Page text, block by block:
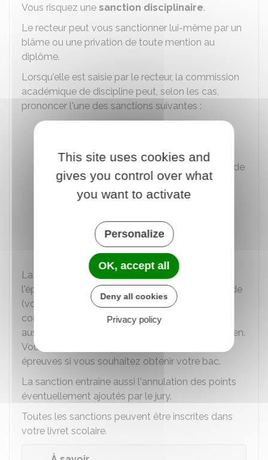
Vous risquez une sanction disciplinaire.
Le recteur peut vous sanctionner lui-même par un
blâme ou une privation de toute mention au
diplôme.
Lorsqu'elle est saisie par le recteur, la commission
académique de discipline peut, selon les cas,
prononcer l'une des sanctions suivantes :
Interdiction de participer à tout examen de
l'Éducation nationale pendant 5 ans au
maximum (bac ou post-bac)
établissement public d'enseignement
supérieur pendant 5 ans au maximum.
La sanction s'accompagne de l'annulation de
l'épreuve pendant laquelle s'est déroulée la fraude
(vous aurez alors la note de 0 à l'épreuve
concernée). Selon les cas, la commission peut
aussi prononcer la nullité de la totalité de l'examen.
Vous devrez alors repasser l'ensemble des
épreuves si vous souhaitez obtenir votre bac.
La sanction entraîne aussi l'annulation des points
éventuellement ajoutés par le jury.
Toutes les sanctions peuvent être inscrites dans
votre livret scolaire.
This site uses cookies and
gives you control over what
you want to activate
Personalize
OK, accept all
Deny all cookies
Privacy policy